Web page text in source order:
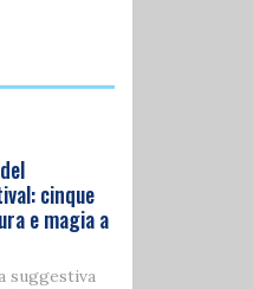
cinque
e magia a
suggestiva